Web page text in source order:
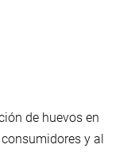
de huevos en
y al